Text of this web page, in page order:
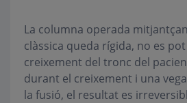
La columna operada
clàssica queda rígida, no es
creixement del tronc del
durant el creixement i una
la fusió, el resultat es